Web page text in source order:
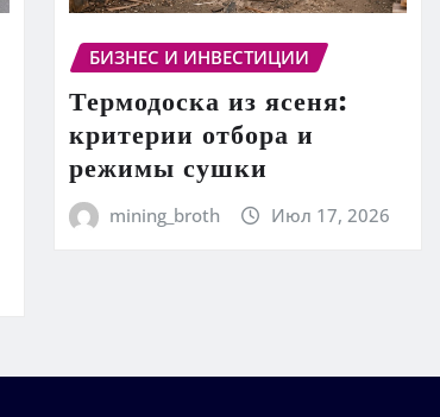
БИЗНЕС И ИНВЕСТИЦИИ
Термодоска из ясеня:
критерии отбора и
режимы сушки
mining_broth Июл 17, 2026